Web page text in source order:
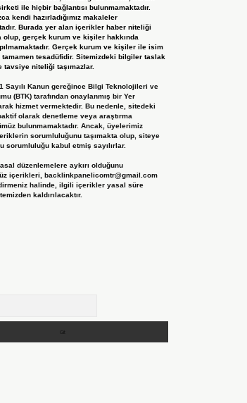
ile hiçbir bağlantısı bulunmamaktadır.
kendi hazırladığımız makaleler
Burada yer alan içerikler haber niteliği
olup, gerçek kurum ve kişiler hakkında
Gerçek kurum ve kişiler ile isim
tesadüfidir. Sitemizdeki bilgiler taslak
tavsiye niteliği taşımazlar.
Sayılı Kanun gereğince Bilgi Teknolojileri ve
(BTK) tarafından onaylanmış bir Yer
hizmet vermektedir. Bu nedenle, sitedeki
olarak denetleme veya araştırma
bulunmamaktadır. Ancak, üyelerimiz
sorumluluğunu taşımakta olup, siteye
sorumluluğu kabul etmiş sayılırlar.
düzenlemelere aykırı olduğunu
içerikleri, backlinkpanelicomtr@gmail.com
halinde, ilgili içerikler yasal süre
kaldırılacaktır.